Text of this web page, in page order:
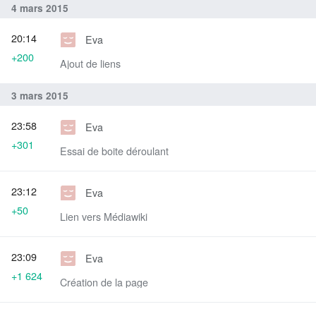
4 mars 2015
Eva
Ajout de liens
20:14
+200
3 mars 2015
Eva
Essai de boite déroulant
23:58
+301
Eva
Lien vers Médiawiki
23:12
+50
Eva
Création de la page
23:09
+1 624